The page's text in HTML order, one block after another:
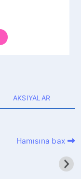
AKSIYALAR
Hamısına bax